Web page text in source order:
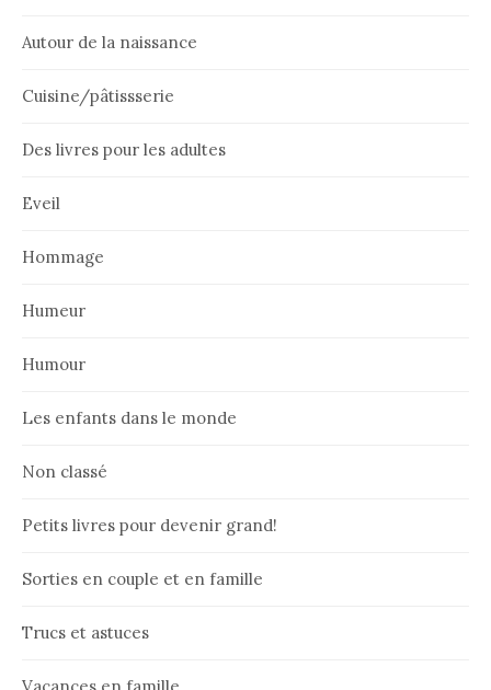
Autour de la naissance
Cuisine/pâtissserie
Des livres pour les adultes
Eveil
Hommage
Humeur
Humour
Les enfants dans le monde
Non classé
Petits livres pour devenir grand!
Sorties en couple et en famille
Trucs et astuces